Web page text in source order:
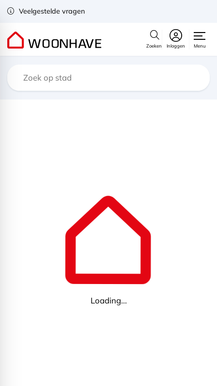
Veelgestelde vragen
Zoeken Inloggen Menu
Loading...